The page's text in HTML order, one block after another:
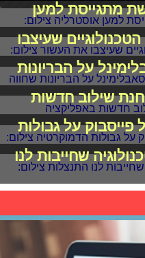
מתגייסת למען
שעיצבו
על הבריונות
שילוב חדשות
על גבולות
שחייבות לנו